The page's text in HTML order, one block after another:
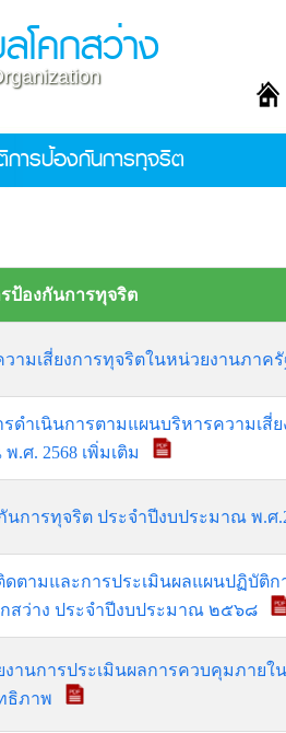
โคกสว่าง
การป้องกันการทุจริต
ป้องกันการทุจริต
วามเสี่ยงการทุจริตในหน่วยงานภาค
รดำเนินการตามแผนบริหารความเสี่
.ศ. 2568 เพิ่มเติม
นการทุจริต ประจำปีงบประมาณ พ.ศ
ดตามและการประเมินผลแผนปฏิบัติ
สว่าง ประจำปีงบประมาณ ๒๕๖๘
งานการประเมินผลการควบคุมภาย
ธิภาพ